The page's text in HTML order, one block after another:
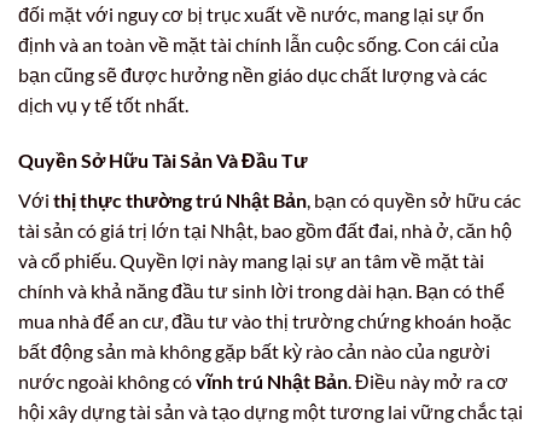
đối mặt với nguy cơ bị trục xuất về nước, mang lại sự ổn
định và an toàn về mặt tài chính lẫn cuộc sống. Con cái của
bạn cũng sẽ được hưởng nền giáo dục chất lượng và các
dịch vụ y tế tốt nhất.
Quyền Sở Hữu Tài Sản Và Đầu Tư
Với thị thực thường trú Nhật Bản , bạn có quyền sở hữu các
tài sản có giá trị lớn tại Nhật, bao gồm đất đai, nhà ở, căn hộ
và cổ phiếu. Quyền lợi này mang lại sự an tâm về mặt tài
chính và khả năng đầu tư sinh lời trong dài hạn. Bạn có thể
mua nhà để an cư, đầu tư vào thị trường chứng khoán hoặc
bất động sản mà không gặp bất kỳ rào cản nào của người
nước ngoài không cóvĩnh trú Nhật Bản . Điều này mở ra cơ
hội xây dựng tài sản và tạo dựng một tương lai vững chắc tại